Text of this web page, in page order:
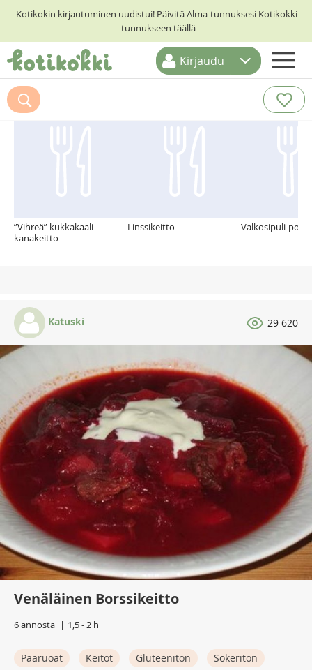
Kotikokin kirjautuminen uudistui! Päivitä Alma-tunnuksesi Kotikokki-
tunnukseen täällä
ETUSIVU
RESEPTIHAKU
Kirjaudu
Suosittelemme myös
”Vihreä” kukkakaali-
kanakeitto
Linssikeitto Valkosipuli-
Katuski 29 620
Venäläinen Borssikeitto
6 annosta 1,5 - 2 h
Pääruoat Keitot Gluteeniton
Sokeriton